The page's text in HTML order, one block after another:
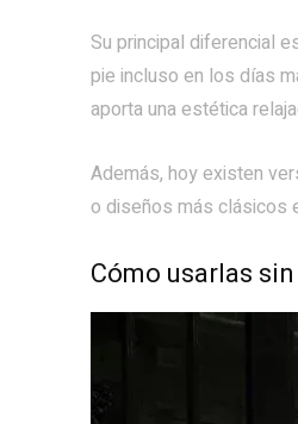
Su principal diferencial
pie incluso en los días
aporta una estética
Además, hoy existen
o diseños más clásicos
Cómo usarlas